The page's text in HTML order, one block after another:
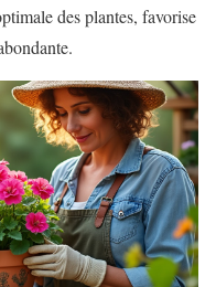
des plantes, favorise